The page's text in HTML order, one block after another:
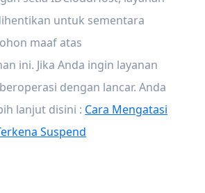
untuk sementara
maaf atas
ini. Jika Anda ingin layanan
dengan lancar. Anda
lanjut disini : Cara Mengatasi
Suspend